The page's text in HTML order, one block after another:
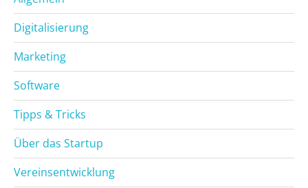
Digitalisierung
Marketing
Software
Tipps & Tricks
Über das Startup
Vereinsentwicklung